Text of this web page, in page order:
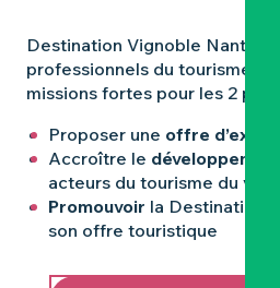
Destination Vignoble Nantais
professionnels du tourisme
missions fortes pour les 2
Proposer une offre
Accroître le
acteurs du tourisme du
Promouvoir la Destination
son offre touristique